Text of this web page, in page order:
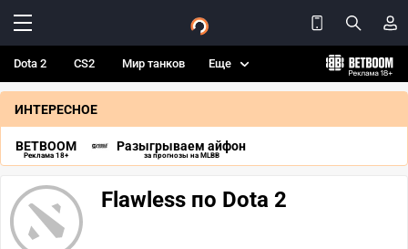
Dota 2 CS2 Мир танков Еще
ИНТЕРЕСНОЕ
BETBOOM
Реклама 18+
Разыгрываем айфон
за прогнозы на MLBB
Flawless по Dota 2